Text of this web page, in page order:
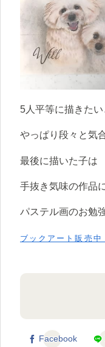
5人平等に描きたい
やっぱり段々と気
最後に描いた子は
手抜き気味の作品
パステル画のお勉
ブックアート販売中
Facebook